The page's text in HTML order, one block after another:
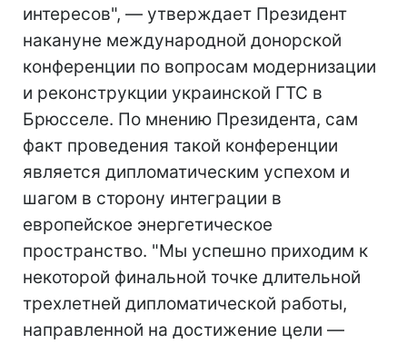
интересов", — утверждает Президент
накануне международной донорской
конференции по вопросам модернизации
и реконструкции украинской ГТС в
Брюсселе. По мнению Президента, сам
факт проведения такой конференции
является дипломатическим успехом и
шагом в сторону интеграции в
европейское энергетическое
пространство. "Мы успешно приходим к
некоторой финальной точке длительной
трехлетней дипломатической работы,
направленной на достижение цели —